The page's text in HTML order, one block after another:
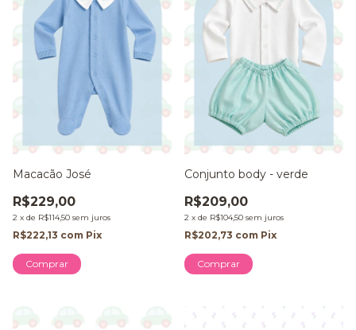
Macacão José
R$229,00
2 x de R$114,50 sem juros
R$222,13 com Pix
Comprar
Conjunto body - verde
R$209,00
2 x de R$104,50 sem juros
R$202,73 com Pix
Comprar